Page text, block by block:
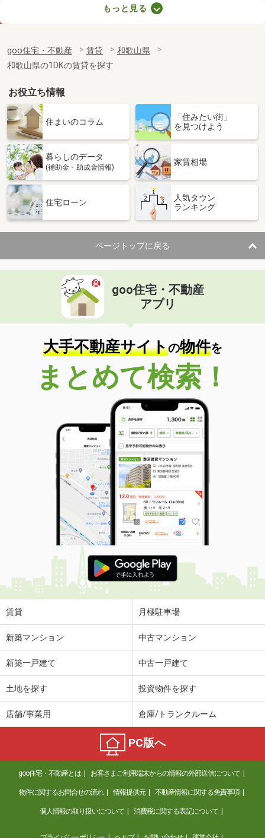
専有面積
23.61m²
間取り
1K
和歌山県和歌山市新在家
価 格
5.25万円
和歌山県和歌山市新在家
専有面積 32.94m²
間取り
ワンルーム
和歌山県和歌山市北新博労町
住 所
和歌山県和歌山市北新博労町
専有面積 19.87m²
間取り
1K
和歌山県和歌山市中之島
価 格
住 所
和歌山県和歌山市中之島
専有面積 34.46m²
間取り
1LDK
和歌山県和歌山市和歌浦南２丁目
価 格
5.28万円
和歌山県和歌山市和歌浦南２丁目
39.89m²
間取り
1LDK
和歌山県紀の川市中三谷
価 格
4.85万円
住 所
和歌山県紀の川市中三谷
専有面積 58.86m²
間取り
2LDK
和歌山県和歌山市松江東２丁目
価 格
5.90万円
住 所
和歌山県和歌山市松江東２丁目
専有面積
和歌山県和歌山市加納
5.90万円
和歌山県紀の川市中三谷
4.85万円
住 所
和歌山県紀の川市中三谷
専有面積 58.86m²
間取り
2LDK
和歌山県和歌山市中之島
もっと見る
goo住宅・不動産 賃貸
和歌山県
和歌山県の1DKの賃貸を探す
お役立ち情報
住まいのコラム
「住みたい街」
を見つけよう
暮らしのデータ
(補助金・助成金情報)
家賃相場
住宅ローン
人気タウン
ランキング
ページトップに戻る
goo住宅・不動産
アプリ
大手不動産サイトの物件を
まとめて検索！
賃貸 月極駐車場
新築マンション 中古マンション
新築一戸建て 中古一戸建て
土地を探す 投資物件を探す
店舗/事業用 倉庫/トランクルーム
PC版へ
goo住宅・不動産とは お客さまご利用端末からの情報の外部送信について
物件に関するお問合せの流れ 情報提供元 不動産情報に関する免責事項
個人情報の取り扱いについて 消費税に関する表記について